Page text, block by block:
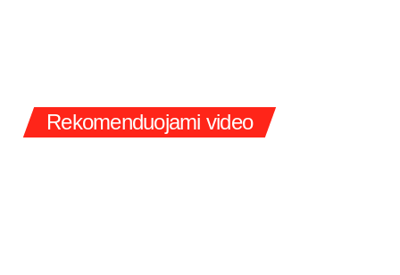
Rekomenduojami video